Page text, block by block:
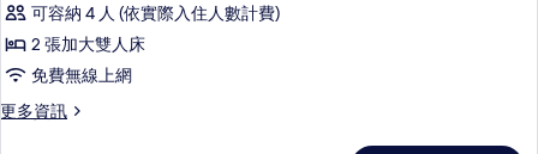
觀
的
所
有
室,
城
市
景
的
人
房,
間
可容納 4 人 (依實際入住人數計費)
2 張加大雙人床
免費無線上網
更多資訊
更